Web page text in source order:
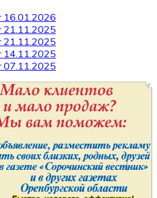
16.01.2026
21.11.2025
21.11.2025
14.11.2025
07.11.2025